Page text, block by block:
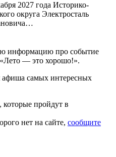
2027 года Историко-
округа Электросталь
информацию про событие
«Лето — это хорошо!».
самых интересных
пройдут в
нет на сайте, сообщите